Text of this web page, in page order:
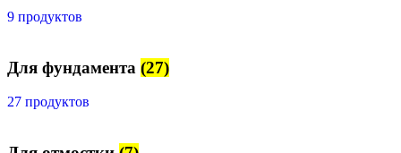
9 продуктов
Для фундамента (27)
27 продуктов